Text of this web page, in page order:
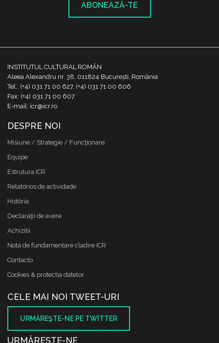
ABONEAZĂ-TE
INSTITUTUL CULTURAL ROMÂN
Aleea Alexandru nr. 38, 011824 București, România
Tel.: (+4) 031 71 00 627, (+4) 031 71 00 606
Fax: (+4) 031 71 00 607
E-mail: icr@icr.ro
DESPRE NOI
Misiune / Strategie / Funcţionare
Equipe
Estrutura ICR
Relatórios de actividade
História
Declaraţii de avere
Achizitii
Nota de fundamentare cladire ICR
Contacto
Cookies & protectia datelor
CELE MAI NOI TWEET-URI
URMĂREŞTE-NE PE TWITTER
URMĂREŞTE-NE